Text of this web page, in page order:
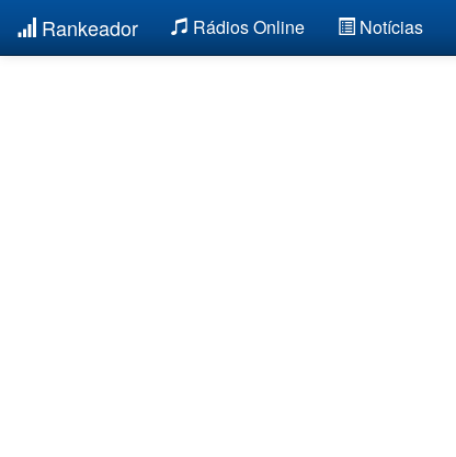
Rankeador Rádios Online Notícias